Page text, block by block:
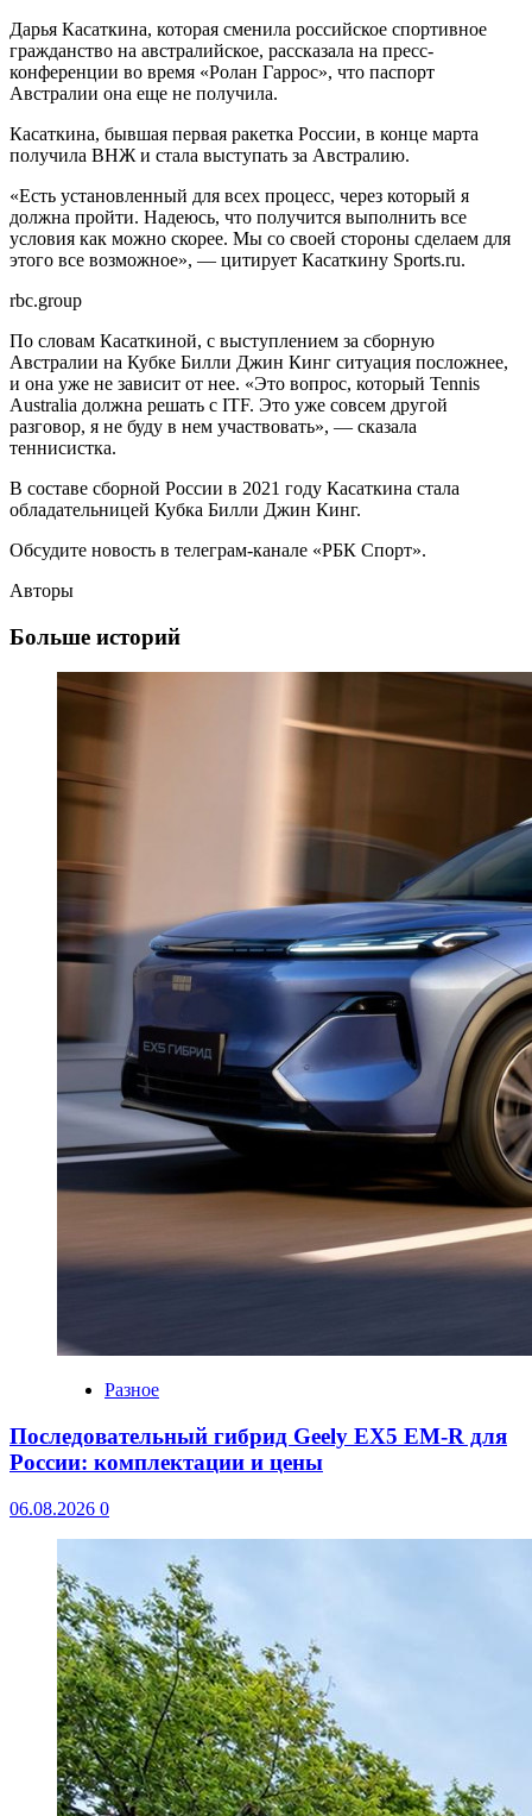
Дарья Касаткина, которая сменила российское спортивное
гражданство на австралийское, рассказала на пресс-
конференции во время «Ролан Гаррос», что паспорт
Австралии она еще не получила.
Касаткина, бывшая первая ракетка России, в конце марта
получила ВНЖ и стала выступать за Австралию.
«Есть установленный для всех процесс, через который я
должна пройти. Надеюсь, что получится выполнить все
условия как можно скорее. Мы со своей стороны сделаем для
этого все возможное», — цитирует Касаткину Sports.ru.
rbc.group
По словам Касаткиной, с выступлением за сборную
Австралии на Кубке Билли Джин Кинг ситуация посложнее,
и она уже не зависит от нее. «Это вопрос, который Tennis
Australia должна решать с ITF. Это уже совсем другой
разговор, я не буду в нем участвовать», — сказала
теннисистка.
В составе сборной России в 2021 году Касаткина стала
обладательницей Кубка Билли Джин Кинг.
Обсудите новость в телеграм-канале «РБК Спорт».
Авторы
Больше историй
Разное
Последовательный гибрид Geely EX5 EM-R для
России: комплектации и цены
06.08.2026 0